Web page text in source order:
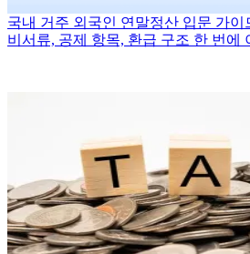
국내 거주 외국인 연말정산 입문 가이
비서류, 공제 항목, 환급 구조 한 번에